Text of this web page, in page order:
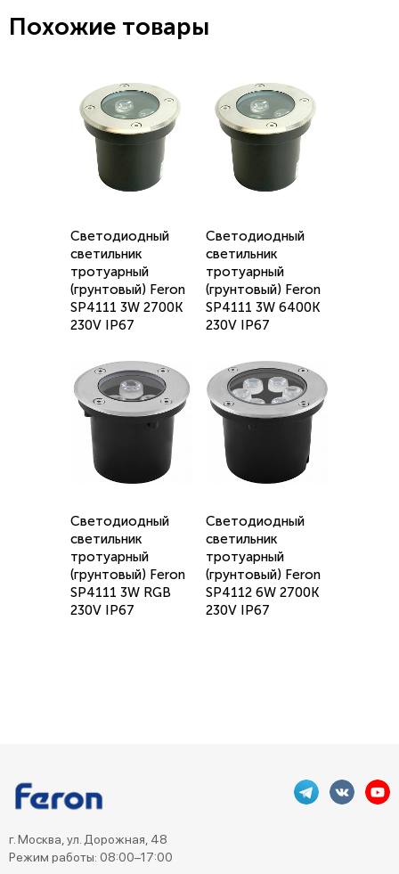
Похожие товары
Светодиодный
светильник
тротуарный
(грунтовый) Feron
SP4111 3W 2700K
230V IP67
Светодиодный
светильник
тротуарный
(грунтовый) Feron
SP4111 3W 6400K
230V IP67
Светодиодный
светильник
тротуарный
(грунтовый) Feron
SP4111 3W RGB
230V IP67
Светодиодный
светильник
тротуарный
(грунтовый) Feron
SP4112 6W 2700K
230V IP67
г. Москва, ул. Дорожная, 48
Режим работы: 08:00–17:00